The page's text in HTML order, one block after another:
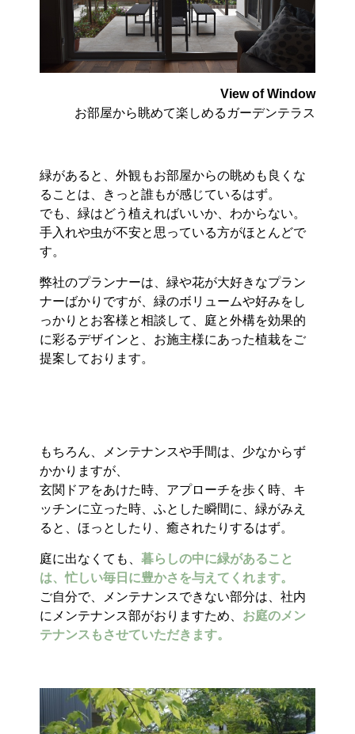
View of Window
お部屋から眺めて楽しめるガーデンテラス
緑があると、外観もお部屋からの眺めも良くな
ることは、きっと誰もが感じているはず。
でも、緑はどう植えればいいか、わからない。
手入れや虫が不安と思っている方がほとんどで
す。
弊社のプランナーは、緑や花が大好きなプラン
ナーばかりですが、緑のボリュームや好みをし
っかりとお客様と相談して、庭と外構を効果的
に彩るデザインと、お施主様にあった植栽をご
提案しております。
もちろん、メンテナンスや手間は、少なからず
かかりますが、
玄関ドアをあけた時、アプローチを歩く時、キ
ッチンに立った時、ふとした瞬間に、緑がみえ
ると、ほっとしたり、癒されたりするはず。
庭に出なくても、 暮らしの中に緑があること
は、忙しい毎日に豊かさを与えてくれます。
ご自分で、メンテナンスできない部分は、社内
にメンテナンス部がおりますため、 お庭のメン
テナンスもさせていただきます。